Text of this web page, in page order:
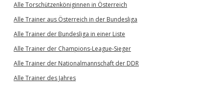
Alle Torschützenköniginnen in Österreich
Alle Trainer aus Österreich in der Bundesliga
Alle Trainer der Bundesliga in einer Liste
Alle Trainer der Champions-League-Sieger
Alle Trainer der Nationalmannschaft der DDR
Alle Trainer des Jahres